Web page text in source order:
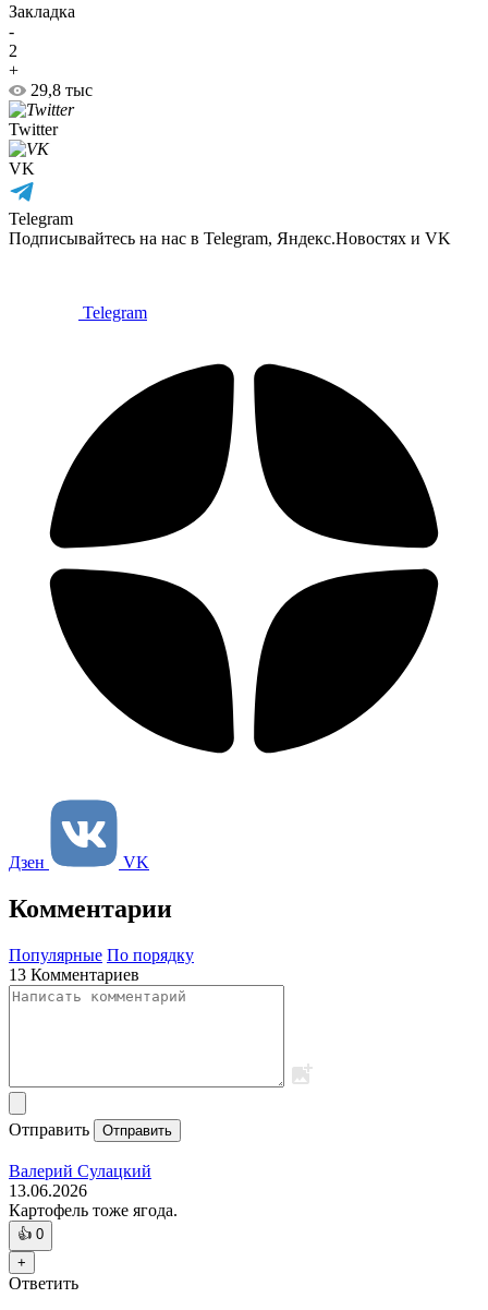
Закладка
-
2
+
29,8 тыс
Twitter
VK
Telegram
Подписывайтесь на нас в Telegram, Яндекс.Новостях и VK
Telegram
Дзен VK
Комментарии
Популярные По порядку
13 Комментариев
Отправить Отправить
Валерий Сулацкий
13.06.2026
Картофель тоже ягода.
👍 0
+
Ответить